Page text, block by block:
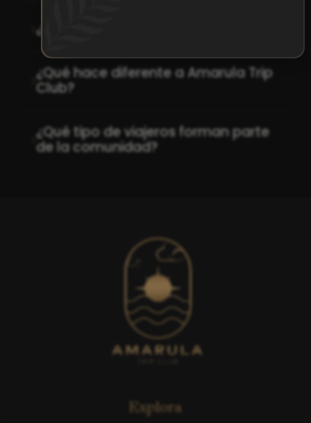
¿Qué es Amarula Trip Club?
¿Qué hace diferente a Amarula Trip
Club?
¿Qué tipo de viajeros forman parte
de la comunidad?
Explora